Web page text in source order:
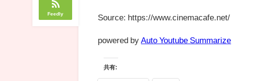
Feedly Source: https://www.cinemacafe.net/
powered by Auto Youtube Summarize
共有: